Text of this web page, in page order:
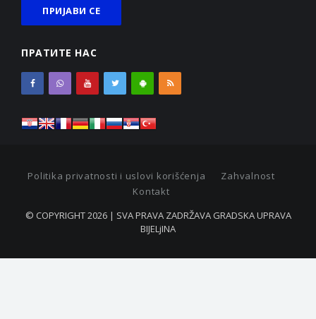
ПРАТИТЕ НАС
Politika privatnosti i uslovi korišćenja
Zahvalnost
Kontakt
© COPYRIGHT 2026 | SVA PRAVA ZADRŽAVA GRADSKA UPRAVA
BIJELjINA